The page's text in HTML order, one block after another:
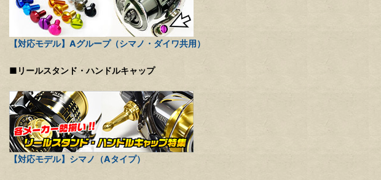
【対応モデル】Aグループ（シマノ・ダイワ共用）
■リールスタンド・ハンドルキャップ
【対応モデル】シマノ（Aタイプ）